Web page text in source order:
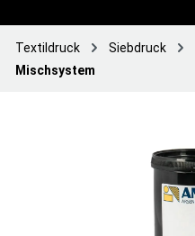
Textildruck Siebdruck
Mischsystem